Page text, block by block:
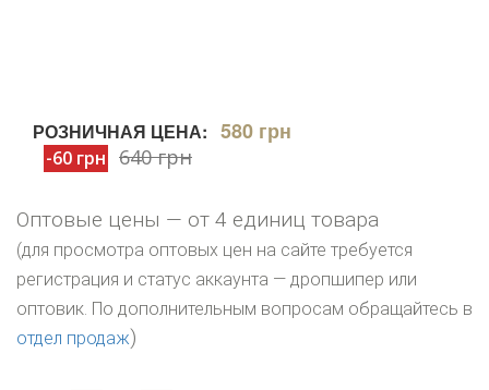
РОЗНИЧНАЯ ЦЕНА: 580 грн
-60 грн 640 грн
Оптовые цены — от 4 единиц товара
(для просмотра оптовых цен на сайте требуется
регистрация и статус аккаунта — дропшипер или
оптовик. По дополнительным вопросам обращайтесь в
отдел продаж)